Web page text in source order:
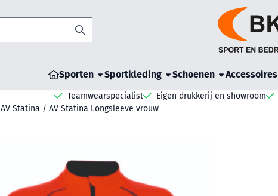
Sporten Sportkleding Schoenen Accessoires
Teamwearspecialist Eigen drukkerij en showroom
AV Statina / AV Statina Longsleeve vrouw